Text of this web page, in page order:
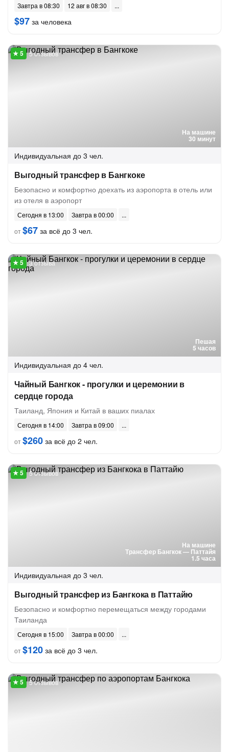
Завтра в 08:30 12 авг в 08:30
$97 за человека
На машине
30 минут
5 отзывов
Индивидуальная до 3 чел.
Выгодный трансфер в Бангкоке
Безопасно и комфортно доехать из аэропорта в отель или
из отеля в аэропорт
Сегодня в 13:00
Завтра в 00:00
от$67 за всё до 3 чел.
Пешая
5 часов
3 отзыва
Индивидуальная до 4 чел.
Чайный Бангкок - прогулки и церемонии в
сердце города
Таиланд, Япония и Китай в ваших пиалах
Сегодня в 14:00
Завтра в 09:00
от$260 за всё до 2 чел.
На машине
Трансфер Бангкок — Паттайя
1.5 часа
5 отзывов
Индивидуальная до 3 чел.
Выгодный трансфер из Бангкока в Паттайю
Безопасно и комфортно перемещаться между городами
Таиланда
Сегодня в 15:00
Завтра в 00:00
от$120 за всё до 3 чел.
5 отзывов